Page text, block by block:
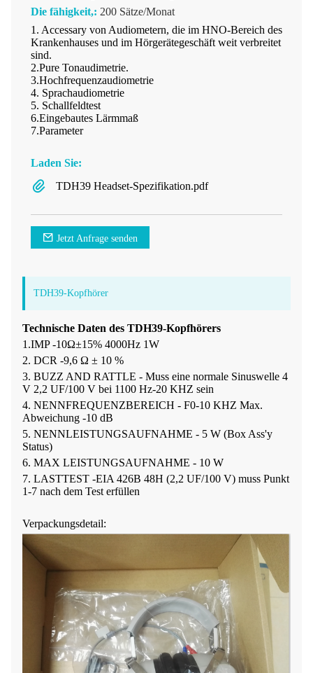
Die fähigkeit,: 200 Sätze/Monat
1. Accessary von Audiometern, die im HNO-Bereich des
Krankenhauses und im Hörgerätegeschäft weit verbreitet
sind.
2.Pure Tonaudimetrie.
3.Hochfrequenzaudiometrie
4. Sprachaudiometrie
5. Schallfeldtest
6.Eingebautes Lärmmaß
7.Parameter
Laden Sie:
TDH39 Headset-Spezifikation.pdf
Jetzt Anfrage senden
TDH39-Kopfhörer
Technische Daten des TDH39-Kopfhörers
1.IMP -10Ω±15% 4000Hz 1W
2. DCR -9,6 Ω ± 10 %
3. BUZZ AND RATTLE - Muss eine normale Sinuswelle 4
V 2,2 UF/100 V bei 1100 Hz-20 KHZ sein
4. NENNFREQUENZBEREICH - F0-10 KHZ Max.
Abweichung -10 dB
5. NENNLEISTUNGSAUFNAHME - 5 W (Box Ass'y
Status)
6. MAX LEISTUNGSAUFNAHME - 10 W
7. LASTTEST -EIA 426B 48H (2,2 UF/100 V) muss Punkt
1-7 nach dem Test erfüllen
Verpackungsdetail: